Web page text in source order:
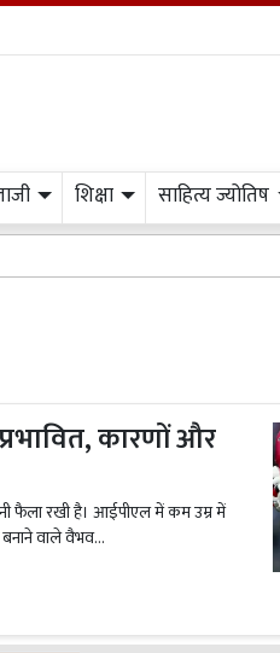
शिक्षा साहित्य ज्योतिष
कारणों और
फैला रखी है। आईपीएल में कम उम्र में
बनाने वाले वैभव...